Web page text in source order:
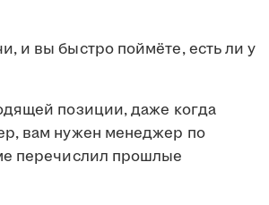
и вы быстро поймёте, есть ли у
позиции, даже когда
вам нужен менеджер по
перечислил прошлые